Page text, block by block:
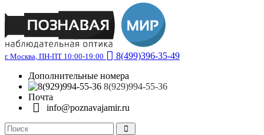
г. Москва, ПН-ПТ 10:00-19:00
8(499)396-35-49
Дополнительные номера
8(929)994-55-36
Почта
info@poznavajamir.ru